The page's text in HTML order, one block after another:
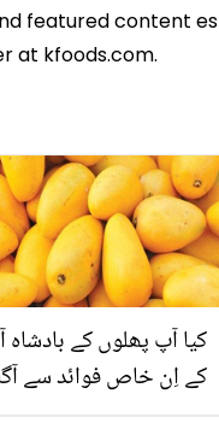
featured content
at kfoods.com.
کیا آپ پھلوں کے بادشاہ
کے اِن خاص فوائد سے